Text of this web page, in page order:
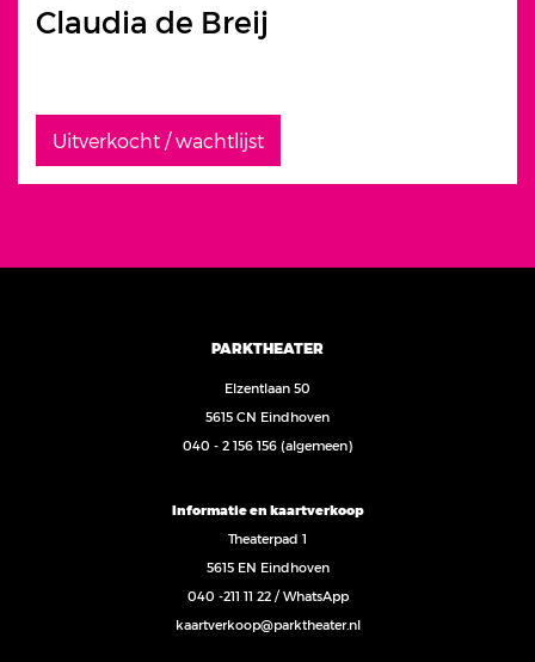
Claudia de Breij
Uitverkocht / wachtlijst
PARKTHEATER
Elzentlaan 50
5615 CN Eindhoven
040 - 2 156 156 (algemeen)
Informatie en kaartverkoop
Theaterpad 1
5615 EN Eindhoven
040 -211 11 22/ WhatsApp
kaartverkoop@parktheater.nl